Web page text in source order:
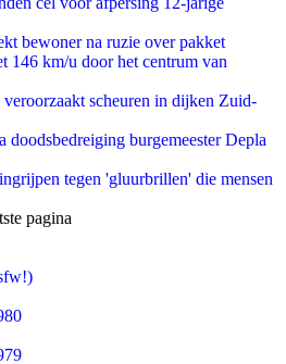
bewoner na ruzie over pakket
146 km/u door het centrum van
scheuren in dijken Zuid-
doodsbedreiging burgemeester Depla
tegen 'gluurbrillen' die mensen
pagina